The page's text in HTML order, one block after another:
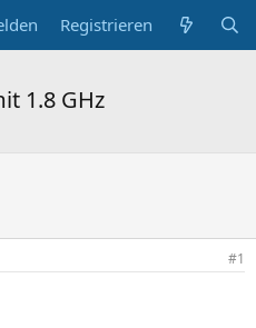
Registrieren
1.8 GHz
#1